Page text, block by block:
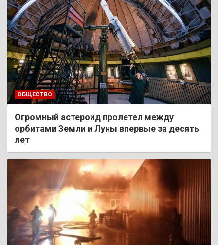
ОБЩЕСТВО
Огромный астероид пролетел между
орбитами Земли и Луны впервые за десять
лет